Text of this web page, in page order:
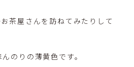
茶屋さんを訪ねてみたりして
のりの薄黄色です。